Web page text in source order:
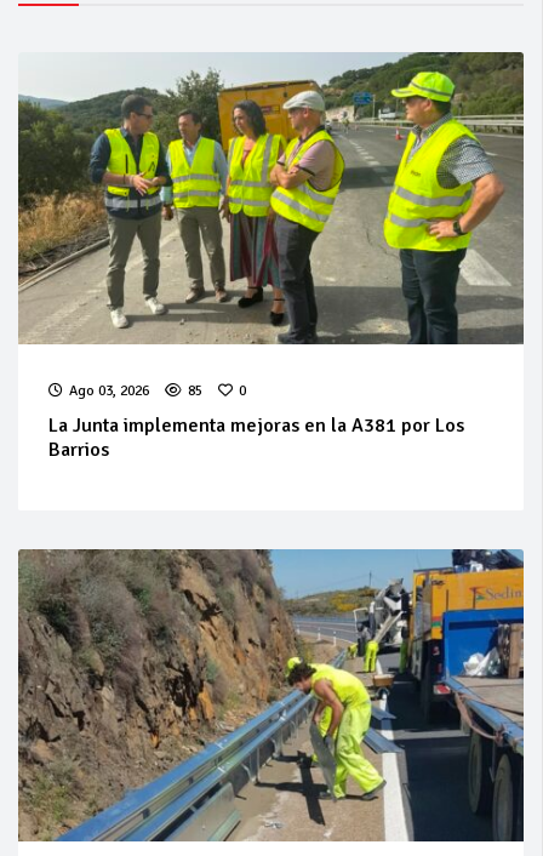
Ago 03, 2026 85 0
La Junta implementa mejoras en la A381 por Los
Barrios